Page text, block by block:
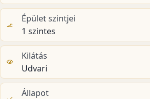
Épület szintjei
1 szintes
Kilátás
Udvari
Állapot